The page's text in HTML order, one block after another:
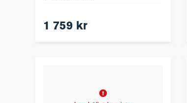
1 759 kr